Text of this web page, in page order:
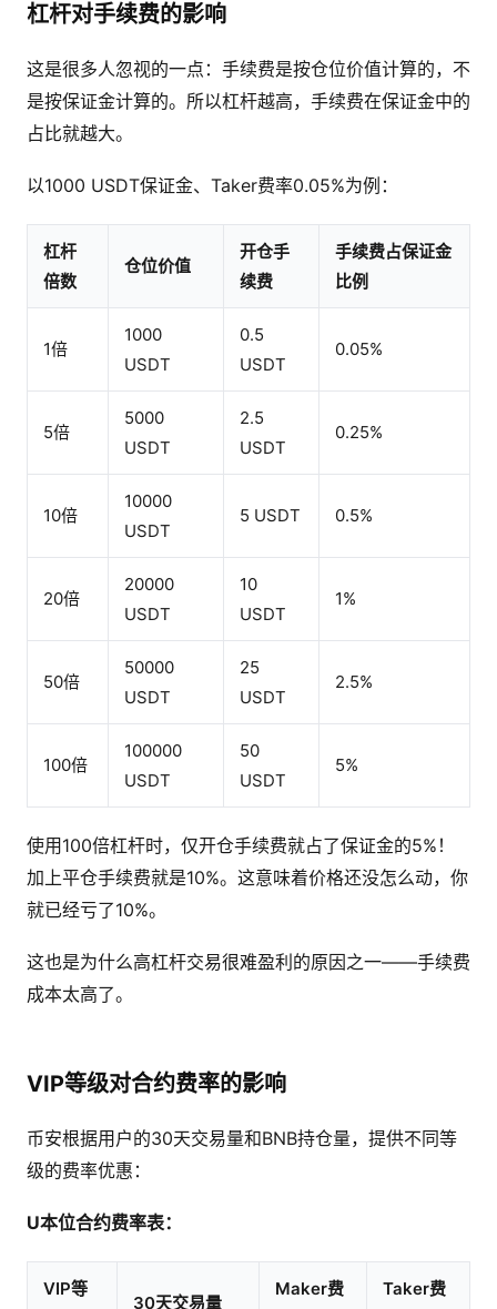
杠杆对手续费的影响
这是很多人忽视的一点：手续费是按仓位价值计算的，不
是按保证金计算的。所以杠杆越高，手续费在保证金中的
占比就越大。
以1000 USDT保证金、Taker费率0.05%为例：
杠杆
倍数
仓位价值
开仓手
续费
手续费占保证金
比例
1倍
1000
USDT
0.5
USDT
0.05%
5倍
5000
USDT
2.5
USDT
0.25%
10倍
10000
USDT
5 USDT 0.5%
20倍
20000
USDT
10
USDT
1%
50倍
50000
USDT
25
USDT
2.5%
100倍
100000
USDT
50
USDT
5%
使用100倍杠杆时，仅开仓手续费就占了保证金的5%！
加上平仓手续费就是10%。这意味着价格还没怎么动，你
就已经亏了10%。
这也是为什么高杠杆交易很难盈利的原因之一——手续费
成本太高了。
VIP等级对合约费率的影响
币安根据用户的30天交易量和BNB持仓量，提供不同等
级的费率优惠：
U本位合约费率表：
VIP等
30天交易量
Maker费
Taker费